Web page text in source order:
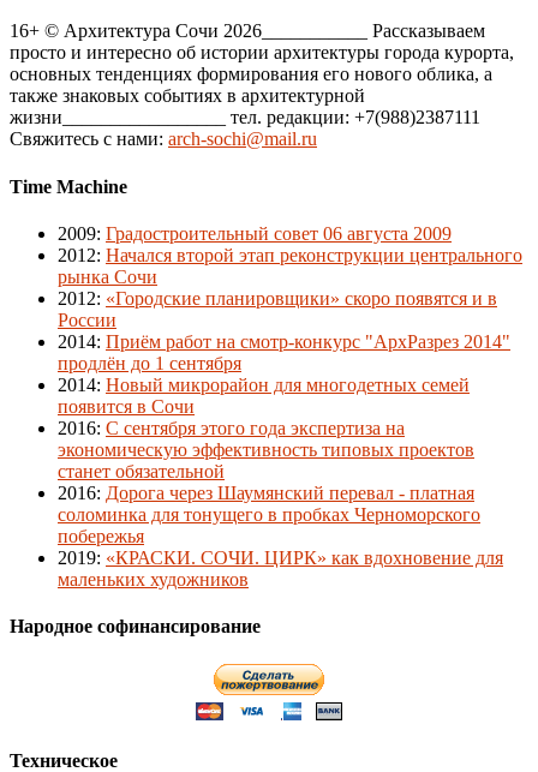
16+ © Архитектура Сочи 2026___________ Рассказываем
просто и интересно об истории архитектуры города курорта,
основных тенденциях формирования его нового облика, а
также знаковых событиях в архитектурной
жизни_________________ тел. редакции: +7(988)2387111
Свяжитесь с нами: arch-sochi@mail.ru
Time Machine
2009: Градостроительный совет 06 августа 2009
2012: Начался второй этап реконструкции центрального
рынка Сочи
2012: «Городские планировщики» скоро появятся и в
России
2014: Приём работ на смотр-конкурс "АрхРазрез 2014"
продлён до 1 сентября
2014: Новый микрорайон для многодетных семей
появится в Сочи
2016: С сентября этого года экспертиза на
экономическую эффективность типовых проектов
станет обязательной
2016: Дорога через Шаумянский перевал - платная
соломинка для тонущего в пробках Черноморского
побережья
2019: «КРАСКИ. СОЧИ. ЦИРК» как вдохновение для
маленьких художников
Народное софинансирование
Техническое